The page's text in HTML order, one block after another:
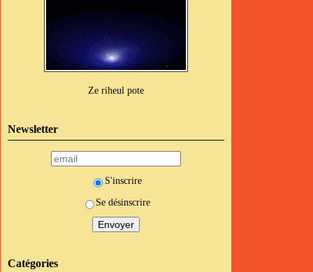
Ze riheul pote
Newsletter
S'inscrire
Se désinscrire
Catégories